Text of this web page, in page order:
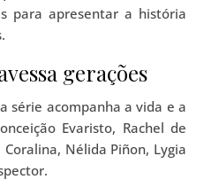
para apresentar a história
gerações
série acompanha a vida e a
Evaristo, Rachel de
Nélida Piñon, Lygia